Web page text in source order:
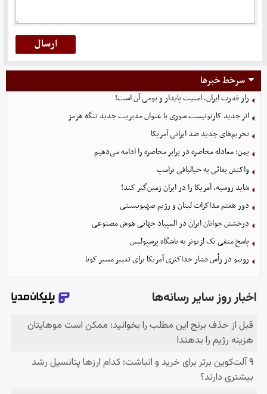
سرخط خبرها
راز قدرت ایران، امنیت پایدار و بومی آن است!
اثر جدید کارتونیست سوری با عنوان مدیریت جدید تنگه هرمز
تحریم‌های جدید ضد ایرانی آمریکا
یمن: معادله محاصره در برابر محاصره را ادامه می‌دهیم
واکنش بقائی به خیالبافی ترامپ
شاید روسیه، آمریکا را در ایران زمین‌گیر کند!
دور هفتم مذاکرات لبنان و رژیم صهیونیستی
درخشش جوانان ایران در المپیاد جهانی هوش مصنوعی
پاسخ منفی یک لژیونر به باشگاه پرسپولیس
روبیو در رأس فشار حداکثری آمریکا برای تغییر مسیر کوبا